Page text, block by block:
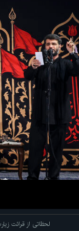
لحظاتی از قرائت